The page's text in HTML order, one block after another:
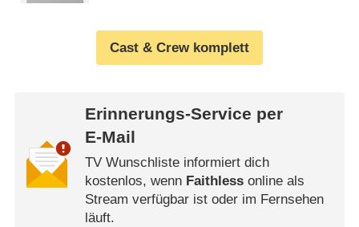
Cast & Crew komplett
Erinnerungs-Service per
E-Mail
TV Wunschliste informiert dich
kostenlos, wenn Faithlessonline als
Stream verfügbar ist oder im Fernsehen
läuft.